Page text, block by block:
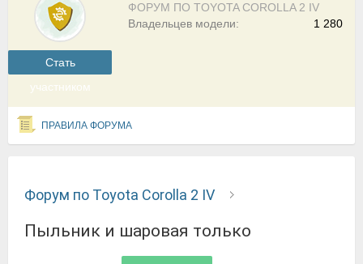
Cтать
участником
ФОРУМ ПО TOYOTA COROLLA 2 IV
1 280
Владельцев модели:
ПРАВИЛА ФОРУМА
Форум по Toyota Corolla 2 IV
Пыльник и шаровая только